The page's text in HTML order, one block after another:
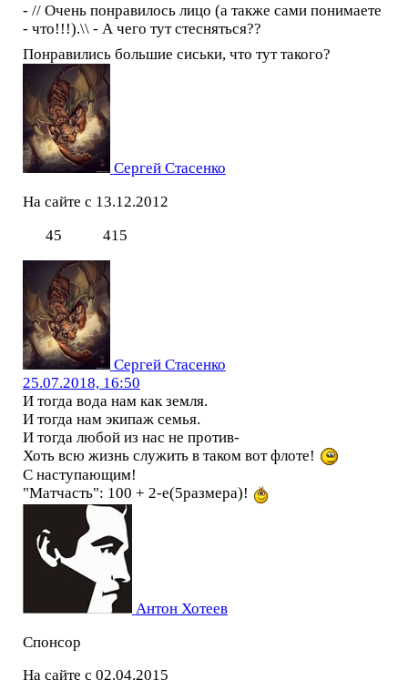
- // Очень понравилось лицо (а также сами понимаете
- что!!!).\\ - А чего тут стесняться??
Понравились большие сиськи, что тут такого?
Сергей Стасенко
На сайте с 13.12.2012
45
415
Сергей Стасенко
25.07.2018, 16:50
И тогда вода нам как земля.
И тогда нам экипаж семья.
И тогда любой из нас не против-
Хоть всю жизнь служить в таком вот флоте!
С наступающим!
"Матчасть": 100 + 2-е(5размера)!
Антон Хотеев
Спонсор
На сайте с 02.04.2015